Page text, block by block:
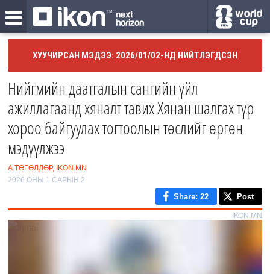
ХУУЧИРСАН МЭДЭЭ: 2026/01/02-НД НИЙТЛЭГДСЭН
Нийгмийн даатгалын сангийн үйл
ажиллагаанд хяналт тавих Хянан шалгах түр
хороо байгуулах тогтоолын төслийг өргөн
мэдүүлжээ
А.ТӨГӨЛДӨР, IKON.MN
2026 ОНЫ 1 САРЫН 2
Share: 22 Post
IKON.MN